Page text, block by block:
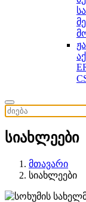
სიახლეები
მთავარი
სიახლეები